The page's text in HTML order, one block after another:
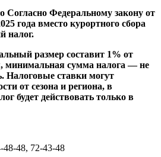
Согласно Федеральному закону от
года вместо курортного сбора
налог.
размер составит 1% от
минимальная сумма налога — не
Налоговые ставки могут
от сезона и региона, в
будет действовать только в
48, 72-43-48